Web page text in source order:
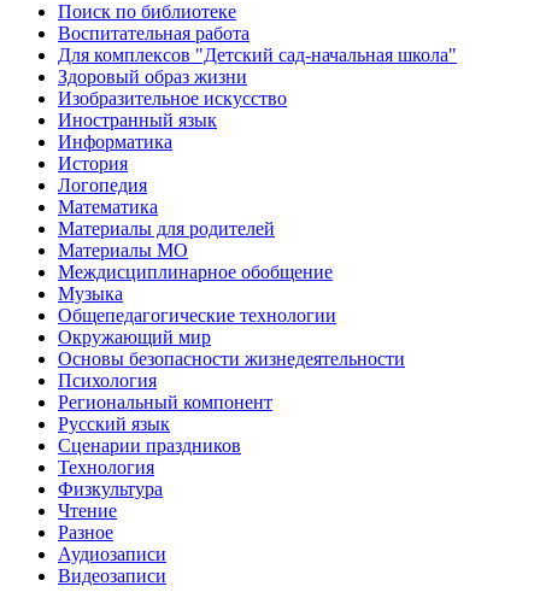
Поиск по библиотеке
Воспитательная работа
Для комплексов "Детский сад-начальная школа"
Здоровый образ жизни
Изобразительное искусство
Иностранный язык
Информатика
История
Логопедия
Математика
Материалы для родителей
Материалы МО
Междисциплинарное обобщение
Музыка
Общепедагогические технологии
Окружающий мир
Основы безопасности жизнедеятельности
Психология
Региональный компонент
Русский язык
Сценарии праздников
Технология
Физкультура
Чтение
Разное
Аудиозаписи
Видеозаписи